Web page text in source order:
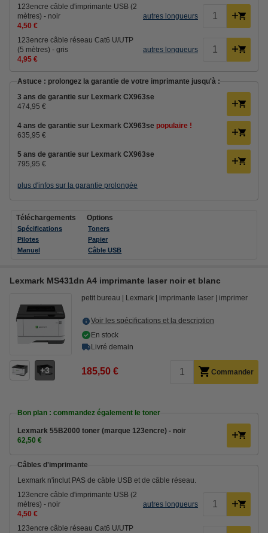
123encre câble d'imprimante USB (2
mètres) - noir
4,50 €
autres longueurs
123encre câble réseau Cat6 U/UTP
(5 mètres) - gris
4,95 €
autres longueurs
Astuce : prolongez la garantie de votre imprimante jusqu'à :
3 ans de garantie sur Lexmark CX963se
474,95 €
4 ans de garantie sur Lexmark CX963se populaire !
635,95 €
5 ans de garantie sur Lexmark CX963se
795,95 €
plus d'infos sur la garantie prolongée
Téléchargements
Spécifications
Pilotes
Manuel
Options
Toners
Papier
Câble USB
Lexmark MS431dn A4 imprimante laser noir et blanc
3
petit bureau Lexmark imprimante laser imprimer
Voir les spécifications et la description
En stock
Livré demain
185,50 € Commander
Bon plan : commandez également le toner
Lexmark 55B2000 toner (marque 123encre) - noir
62,50 €
Câbles d'imprimante
Lexmark n'inclut PAS de câble USB et de câble réseau.
123encre câble d'imprimante USB (2
mètres) - noir
4,50 €
autres longueurs
123encre câble réseau Cat6 U/UTP